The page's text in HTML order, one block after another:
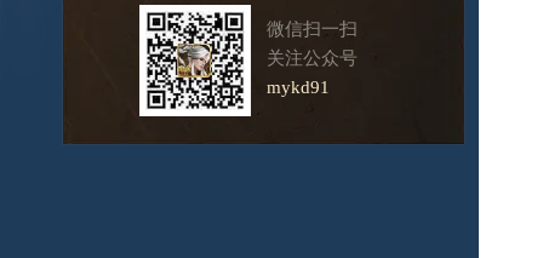
微信扫一扫
关注公众号
mykd91